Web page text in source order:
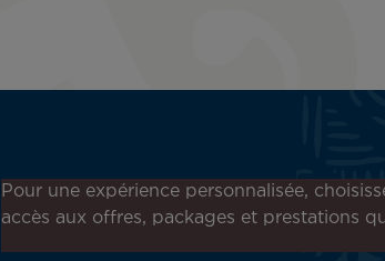
Inscrivez-vous à notre
newsletter !
Pour une expérience personnalisée,
accès aux offres, packages et prestations